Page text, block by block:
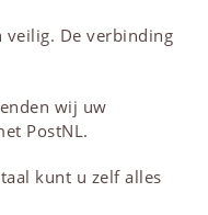
veilig. De verbinding
wij uw
PostNL.
kunt u zelf alles